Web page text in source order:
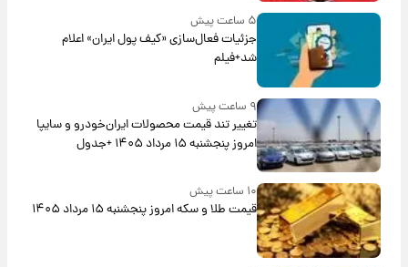
۵ ساعت پیش
جزئیات فعال‌سازی «کیف پول ایران» اعلام
شد+فیلم
۹ ساعت پیش
تغییر تند قیمت محصولات ایران‌خودرو و سایپا
امروز پنجشنبه ۱۵ مرداد ۱۴۰۵ +جدول
۱۰ ساعت پیش
قیمت طلا و سکه امروز پنجشنبه ۱۵ مرداد ۱۴۰۵